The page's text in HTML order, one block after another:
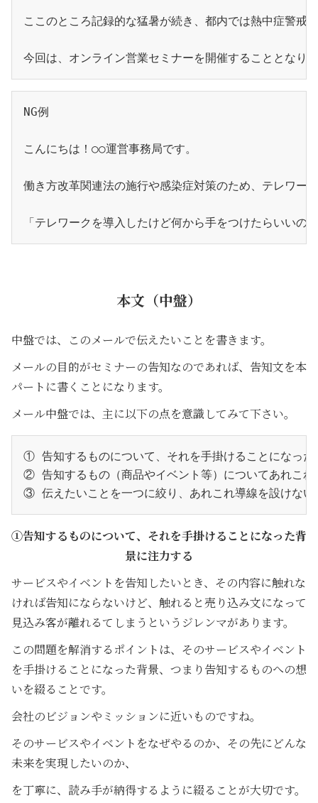
ここのところ記録的な猛暑が続き、都内では熱中症警戒
今回は、オンライン営業セミナーを開催することとなり
NG例
こんにちは！○○運営事務局です。
働き方改革関連法の施行や感染症対策のため、テレワー
「テレワークを導入したけど何から手をつけたらいい
本文（中盤）
中盤では、このメールで伝えたいことを書きます。
メールの目的がセミナーの告知なのであれば、告知文を本
パートに書くことになります。
メール中盤では、主に以下の点を意識してみて下さい。
① 告知するものについて、それを手掛けることになった
② 告知するもの（商品やイベント等）についてあれこれ
③ 伝えたいことを一つに絞り、あれこれ導線を設けない
①告知するものについて、それを手掛けることになった背
景に注力する
サービスやイベントを告知したいとき、その内容に触れな
ければ告知にならないけど、触れると売り込み文になって
見込み客が離れるてしまうというジレンマがあります。
この問題を解消するポイントは、そのサービスやイベント
を手掛けることになった背景、つまり告知するものへの想
いを綴ることです。
会社のビジョンやミッションに近いものですね。
そのサービスやイベントをなぜやるのか、その先にどんな
未来を実現したいのか、
を丁寧に、読み手が納得するように綴ることが大切です。